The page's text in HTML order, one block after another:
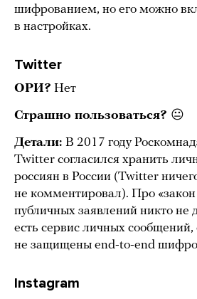
шифрованием, но его можно
в настройках.
Twitter
ОРИ? Нет
Страшно пользоваться? 😐
Детали: В 2017 году
Twitter согласился хранить
россиян в России (Twitter
не комментировал). Про
публичных заявлений никто не
есть сервис личных
не защищены end-to-end
Instagram